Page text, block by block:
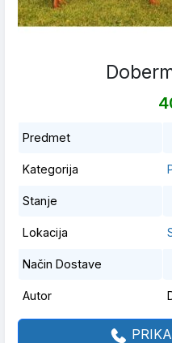
Predmet
Kategorija
Stanje
Lokacija
Način Dostave
Autor